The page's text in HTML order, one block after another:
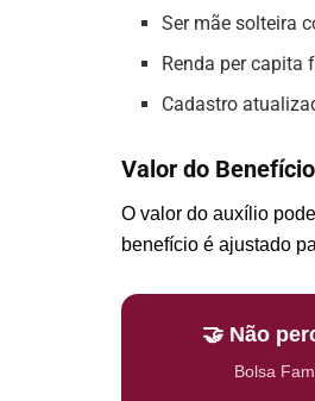
Ser mãe solteira
Renda per capita
Cadastro
Valor do
O valor do auxílio
benefício é ajustado
🤝 Não
Bolsa